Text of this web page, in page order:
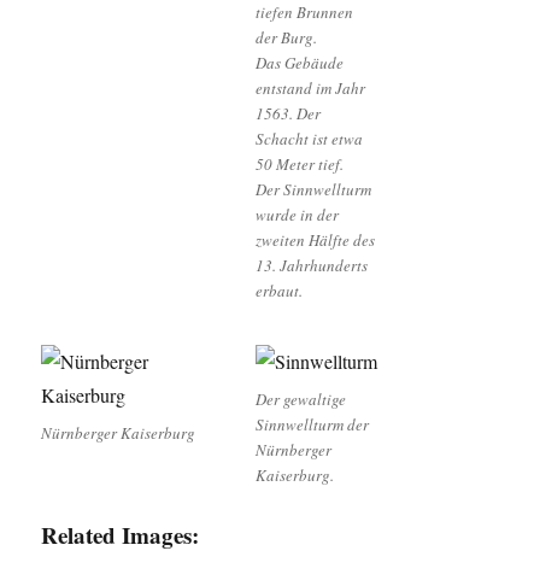
tiefen Brunnen
der Burg.
Das Gebäude
entstand im Jahr
1563. Der
Schacht ist etwa
50 Meter tief.
Der Sinnwellturm
wurde in der
zweiten Hälfte des
13. Jahrhunderts
erbaut.
Nürnberger Kaiserburg
Der gewaltige
Sinnwellturm der
Nürnberger
Kaiserburg.
Related Images: